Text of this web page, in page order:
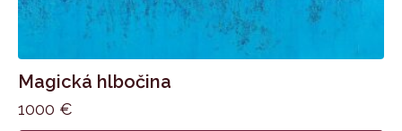
Magická hlbočina
1000 €